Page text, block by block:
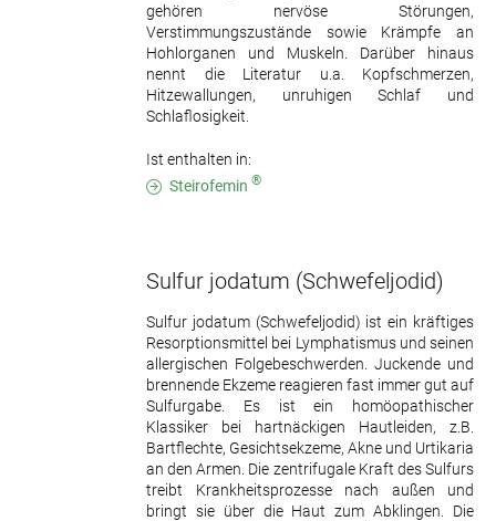
gehören nervöse Störungen,
Verstimmungszustände sowie Krämpfe an
Hohlorganen und Muskeln. Darüber hinaus
nennt die Literatur u.a. Kopfschmerzen,
Hitzewallungen, unruhigen Schlaf und
Schlaflosigkeit.
Ist enthalten in:
Steirofemin ®
Sulfur jodatum (Schwefeljodid)
Sulfur jodatum (Schwefeljodid) ist ein kräftiges
Resorptionsmittel bei Lymphatismus und seinen
allergischen Folgebeschwerden. Juckende und
brennende Ekzeme reagieren fast immer gut auf
Sulfurgabe. Es ist ein homöopathischer
Klassiker bei hartnäckigen Hautleiden, z.B.
Bartflechte, Gesichtsekzeme, Akne und Urtikaria
an den Armen. Die zentrifugale Kraft des Sulfurs
treibt Krankheitsprozesse nach außen und
bringt sie über die Haut zum Abklingen. Die